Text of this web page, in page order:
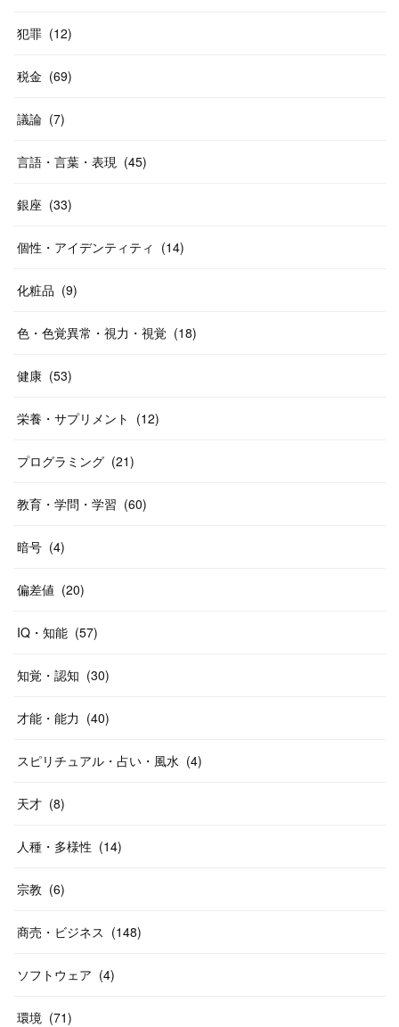
犯罪 (12)
税金 (69)
議論 (7)
言語・言葉・表現 (45)
銀座 (33)
個性・アイデンティティ (14)
化粧品 (9)
色・色覚異常・視力・視覚 (18)
健康 (53)
栄養・サプリメント (12)
プログラミング (21)
教育・学問・学習 (60)
暗号 (4)
偏差値 (20)
IQ・知能 (57)
知覚・認知 (30)
才能・能力 (40)
スピリチュアル・占い・風水 (4)
天才 (8)
人種・多様性 (14)
宗教 (6)
商売・ビジネス (148)
ソフトウェア (4)
環境 (71)